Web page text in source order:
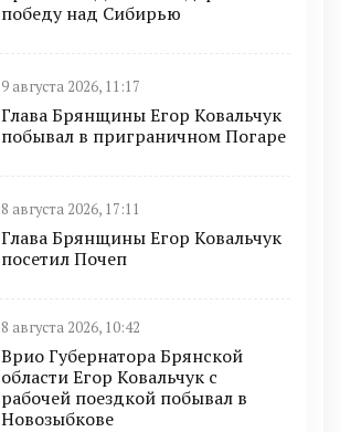
победу над Сибирью
9 августа 2026, 11:17
Глава Брянщины Егор Ковальчук
побывал в приграничном Погаре
8 августа 2026, 17:11
Глава Брянщины Егор Ковальчук
посетил Почеп
8 августа 2026, 10:42
Врио Губернатора Брянской
области Егор Ковальчук с
рабочей поездкой побывал в
Новозыбкове